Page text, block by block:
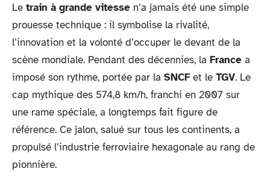
Le train à grande vitesse n’a jamais été une simple
prouesse technique : il symbolise la rivalité,
l’innovation et la volonté d’occuper le devant de la
scène mondiale. Pendant des décennies, la France a
imposé son rythme, portée par la SNCF et le TGV. Le
cap mythique des 574,8 km/h, franchi en 2007 sur
une rame spéciale, a longtemps fait figure de
référence. Ce jalon, salué sur tous les continents, a
propulsé l’industrie ferroviaire hexagonale au rang de
pionnière.